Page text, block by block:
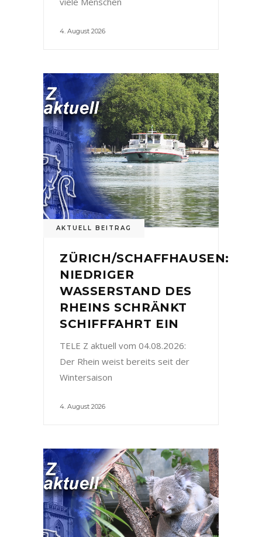
4. August 2026
AKTUELL BEITRAG
ZÜRICH/SCHAFFHAUSEN:
NIEDRIGER
WASSERSTAND DES
RHEINS SCHRÄNKT
SCHIFFFAHRT EIN
TELE Z aktuell vom 04.08.2026:
Der Rhein weist bereits seit der
Wintersaison
4. August 2026